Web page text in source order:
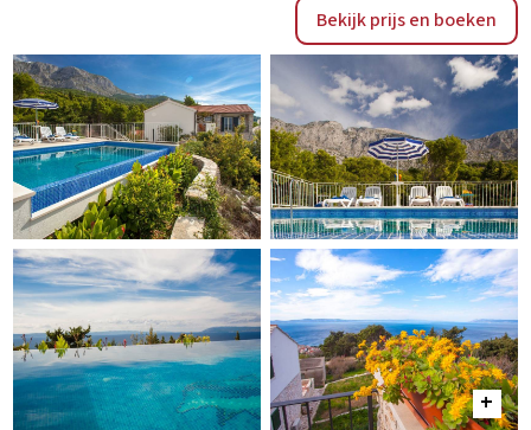
Bekijk prijs en boeken